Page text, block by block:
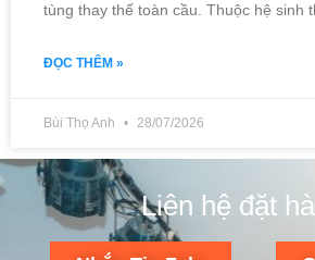
tùng thay thế toàn cầu. Thuộc hệ sinh
ĐỌC THÊM »
Bùi Thọ Anh 28/07/2026
Liên hệ đặt